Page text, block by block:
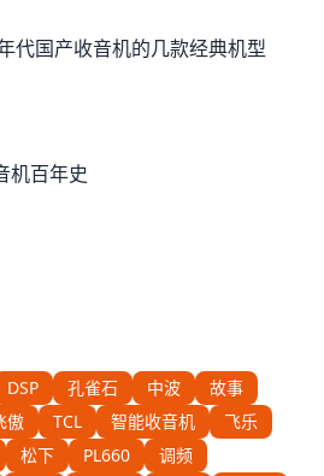
代国产收音机的几款经典机型
机百年史
DSP 孔雀石 中波
故事
傲 TCL 智能收音机
飞乐
松下 PL660
调频